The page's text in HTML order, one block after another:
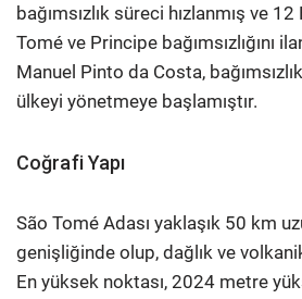
bağımsızlık süreci hızlanmış ve
Tomé ve Principe bağımsızlığını
Manuel Pinto da Costa,
ülkeyi yönetmeye başlamıştır.
Coğrafi Yapı
São Tomé Adası yaklaşık 50 km
genişliğinde olup, dağlık ve
En yüksek noktası, 2024 metre